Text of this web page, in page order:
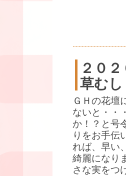
２０
草む
ＧＨの花壇
ないと・・
か！？と号
りをお手伝
れば、早い
綺麗になり
さな実をつ